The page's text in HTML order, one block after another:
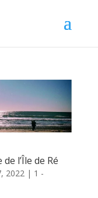
l’Île de Ré
2022 | 1 -